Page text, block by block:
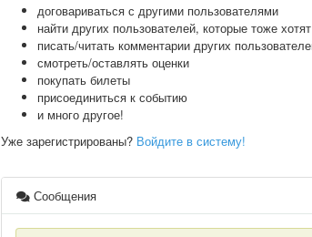
договариваться с другими пользователями
найти других пользователей, которые тоже
писать/читать комментарии других
смотреть/оставлять оценки
покупать билеты
присоединиться к событию
и много другое!
Уже зарегистрированы? Войдите в систему!
Сообщения